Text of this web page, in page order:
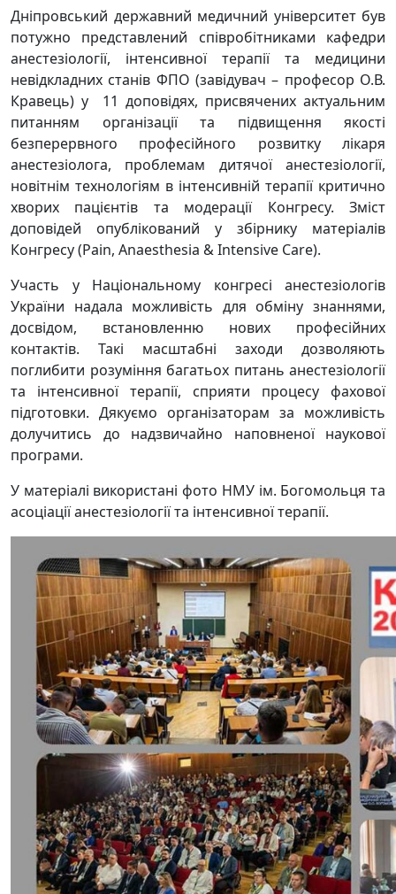
Дніпровський державний медичний університет був
потужно представлений співробітниками кафедри
анестезіології, інтенсивної терапії та медицини
невідкладних станів ФПО (завідувач – професор О.В.
Кравець) у 11 доповідях, присвячених актуальним
питанням організації та підвищення якості
безперервного професійного розвитку лікаря
анестезіолога, проблемам дитячої анестезіології,
новітнім технологіям в інтенсивній терапії критично
хворих пацієнтів та модерації Конгресу. Зміст
доповідей опублікований у збірнику матеріалів
Конгресу (Pain, Anaesthesia & Intensive Care).
Участь у Національному конгресі анестезіологів
України надала можливість для обміну знаннями,
досвідом, встановленню нових професійних
контактів. Такі масштабні заходи дозволяють
поглибити розуміння багатьох питань анестезіології
та інтенсивної терапії, сприяти процесу фахової
підготовки. Дякуємо організаторам за можливість
долучитись до надзвичайно наповненої наукової
програми.
У матеріалі використані фото НМУ ім. Богомольця та
асоціації анестезіології та інтенсивної терапії.